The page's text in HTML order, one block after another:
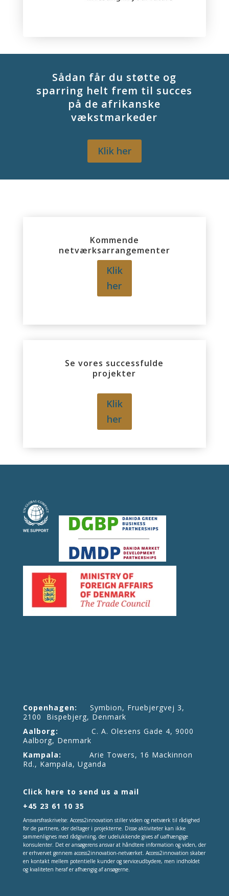
Sådan får du støtte og
sparring helt frem til succes
på de afrikanske
vækstmarkeder
Klik her
Kommende
netværksarrangementer
Klik
her
Se vores successfulde
projekter
Klik
her
Copenhagen: Symbion, Fruebjergvej 3,
2100 Bispebjerg, Denmark
Aalborg: C. A. Olesens Gade 4, 9000
Aalborg, Denmark
Kampala: Arie Towers, 16 Mackinnon
Rd., Kampala, Uganda
Click here to send us a mail
+45 23 61 10 35
Ansvarsfraskrivelse: Access2innovation stiller viden og netværk til rådighed
for de partnere, der deltager i projekterne. Disse aktiviteter kan ikke
sammenlignes med rådgivning, der udelukkende gives af uafhængige
konsulenter. Det er ansøgerens ansvar at håndtere information og viden, der
er erhvervet gennem access2innovation-netværket. Access2innovation skaber
en kontakt mellem potentielle kunder og serviceudbydere, men indholdet
og kvaliteten heraf er afhængig af ansøgerne.